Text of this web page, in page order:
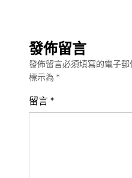
發佈留言
發佈留言必須填寫的電子郵
標示為 *
留言 *